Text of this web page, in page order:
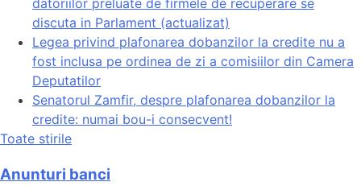
datoriilor preluate de firmele de recuperare se
discuta in Parlament (actualizat)
Legea privind plafonarea dobanzilor la credite nu a
fost inclusa pe ordinea de zi a comisiilor din Camera
Deputatilor
Senatorul Zamfir, despre plafonarea dobanzilor la
credite: numai bou-i consecvent!
Toate stirile
Anunturi banci